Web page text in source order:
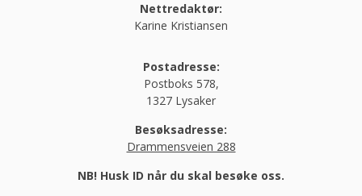
Nettredaktør:
Karine Kristiansen
Postadresse:
Postboks 578,
1327 Lysaker
Besøksadresse:
Drammensveien 288
NB! Husk ID når du skal besøke oss.